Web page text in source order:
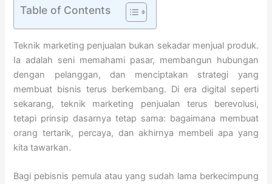
Table of Contents
Teknik marketing penjualan bukan sekadar menjual produk.
Ia adalah seni memahami pasar, membangun hubungan
dengan pelanggan, dan menciptakan strategi yang
membuat bisnis terus berkembang. Di era digital seperti
sekarang, teknik marketing penjualan terus berevolusi,
tetapi prinsip dasarnya tetap sama: bagaimana membuat
orang tertarik, percaya, dan akhirnya membeli apa yang
kita tawarkan.
Bagi pebisnis pemula atau yang sudah lama berkecimpung